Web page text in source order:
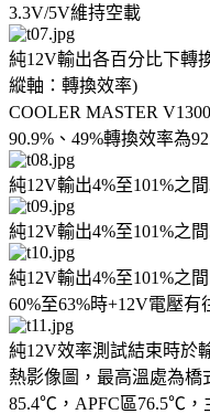
3.3V/5V維持空載
純12V輸出各百分比下轉
縱軸：轉換效率)
COOLER MASTER
90.9%、49%轉換效率為
純12V輸出4%至101%之
純12V輸出4%至101%之
純12V輸出4%至101%之
60%至63%時+12V電壓
純12V效率測試結束時於
熱影像圖，最高溫處為
85.4℃，APFC區76.5℃，